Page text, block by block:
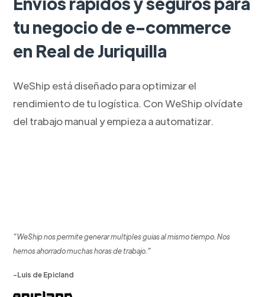
tu negocio de e-commerce
en Real de Juriquilla
WeShip está diseñado para optimizar el
rendimiento de tu logística. Con WeShip olvídate
del trabajo manual y empieza a automatizar.
"WeShip nos permite generar multiples guias al mismo tiempo. Nos
hemos ahorrado muchas horas de trabajo."
-Luis de Epicland